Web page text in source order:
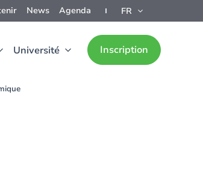
News Agenda FR
Université Inscription